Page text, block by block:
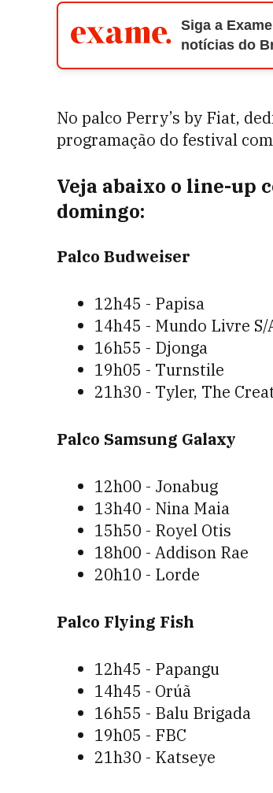
Siga a
notícias do
No palco Perry’s by Fiat,
programação do festival
Veja abaixo o line-up
domingo:
Palco Budweiser
12h45 - Papisa
14h45 - Mundo Livre S/
16h55 - Djonga
19h05 - Turnstile
21h30 - Tyler, The
Palco Samsung Galaxy
12h00 - Jonabug
13h40 - Nina Maia
15h50 - Royel Otis
18h00 - Addison Rae
20h10 - Lorde
Palco Flying Fish
12h45 - Papangu
14h45 - Orúã
16h55 - Balu Brigada
19h05 - FBC
21h30 - Katseye